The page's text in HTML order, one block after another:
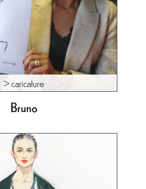
> caricature
Bruno